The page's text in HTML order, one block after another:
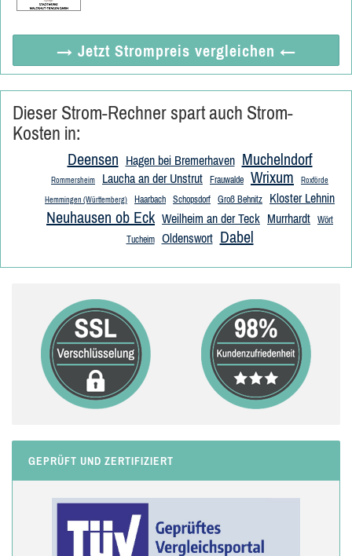
→ Jetzt Strompreis vergleichen ←
Dieser Strom-Rechner spart auch Strom-
Kosten in:
Deensen Hagen bei Bremerhaven Muchelndorf
Rommersheim Laucha an der Unstrut Frauwalde Wrixum Roxförde
Hemmingen (Württemberg) Haarbach Schopsdorf Groß Behnitz Kloster Lehnin
Neuhausen ob Eck Weilheim an der Teck Murrhardt
Wört
Tucheim
Oldenswort Dabel
GEPRÜFT UND ZERTIFIZIERT